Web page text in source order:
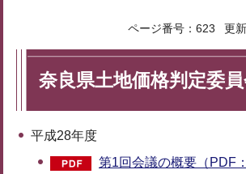
ページ番号：623 更
奈良県土地価格判定委
平成28年度
第1回会議の概要（PDF